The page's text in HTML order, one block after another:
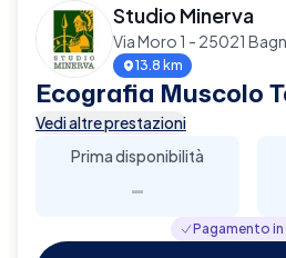
Studio Minerva
Via Moro 1 - 25021
13.8 km
Ecografia Muscolo
Vedi altre prestazioni
Prima disponibilità
-
Pagamento in